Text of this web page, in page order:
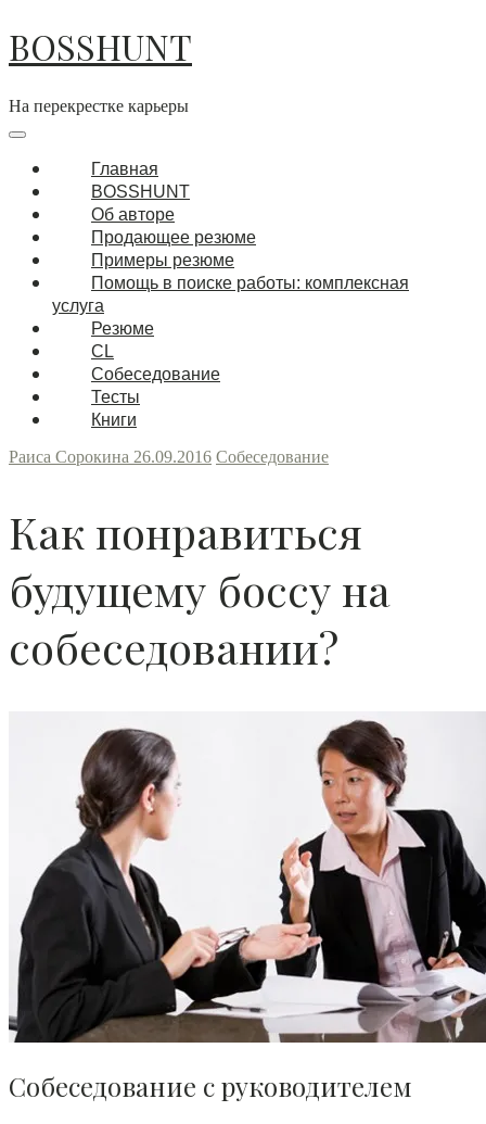
Перейти
к
BOSSHUNT
На перекрестке карьеры
навигация
Меню
Главная
BOSSHUNT
Об авторе
Продающее резюме
Примеры резюме
Помощь в поиске работы: комплексная
услуга
Резюме
CL
Собеседование
Тесты
Книги
Раиса Сорокина 26.09.2016 Собеседование
Как понравиться
будущему боссу на
собеседовании?
Собеседование с руководителем